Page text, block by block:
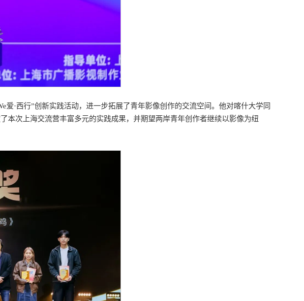
·西行”创新实践活动，进一步拓展了青年影像创作的交流空间。他对喀什大学同
本次上海交流营丰富多元的实践成果，并期望两岸青年创作者继续以影像为纽